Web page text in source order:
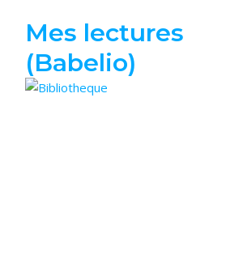
Mes lectures
(Babelio)